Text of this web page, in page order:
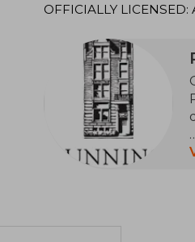
OFFICIALLY